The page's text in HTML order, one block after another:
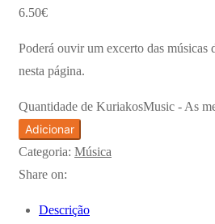
6.50€
Poderá ouvir um excerto das músicas
nesta página.
Quantidade de KuriakosMusic - As
Adicionar
Categoria: Música
Share on:
Descrição